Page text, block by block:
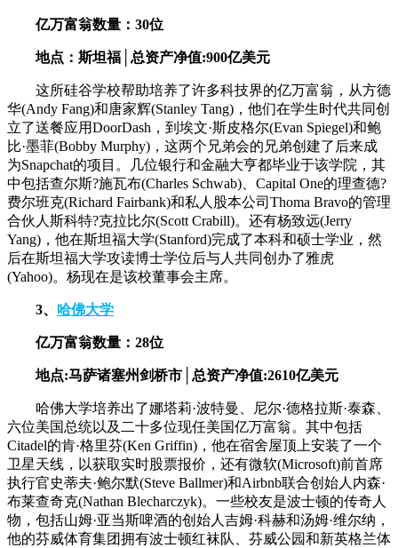
亿万富翁数量：30位
地点：斯坦福│总资产净值:900亿美元
这所硅谷学校帮助培养了许多科技界的亿万富翁，从方德
华(Andy Fang)和唐家辉(Stanley Tang)，他们在学生时代共同创
立了送餐应用DoorDash，到埃文·斯皮格尔(Evan Spiegel)和鲍
比·墨菲(Bobby Murphy)，这两个兄弟会的兄弟创建了后来成
为Snapchat的项目。几位银行和金融大亨都毕业于该学院，其
中包括查尔斯?施瓦布(Charles Schwab)、Capital One的理查德?
费尔班克(Richard Fairbank)和私人股本公司Thoma Bravo的管理
合伙人斯科特?克拉比尔(Scott Crabill)。还有杨致远(Jerry
Yang)，他在斯坦福大学(Stanford)完成了本科和硕士学业，然
后在斯坦福大学攻读博士学位后与人共同创办了雅虎
(Yahoo)。杨现在是该校董事会主席。
3、 哈佛大学
亿万富翁数量：28位
地点:马萨诸塞州剑桥市│总资产净值:2610亿美元
哈佛大学培养出了娜塔莉·波特曼、尼尔·德格拉斯·泰森、
六位美国总统以及二十多位现任美国亿万富翁。其中包括
Citadel的肯·格里芬(Ken Griffin)，他在宿舍屋顶上安装了一个
卫星天线，以获取实时股票报价，还有微软(Microsoft)前首席
执行官史蒂夫·鲍尔默(Steve Ballmer)和Airbnb联合创始人内森·
布莱查奇克(Nathan Blecharczyk)。一些校友是波士顿的传奇人
物，包括山姆·亚当斯啤酒的创始人吉姆·科赫和汤姆·维尔纳，
他的芬威体育集团拥有波士顿红袜队、芬威公园和新英格兰体